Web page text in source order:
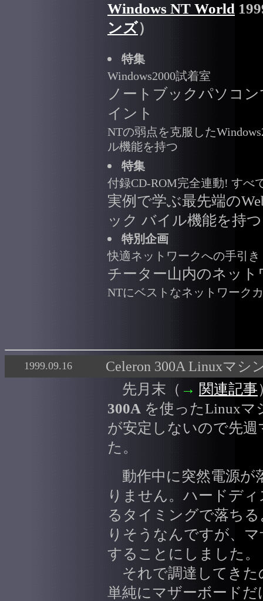
Windows NT World
ンズ）
特集
Windows2000試着室
ノートブックパソコン
イント
NTの弱点を克服した
ル機能を持つ
特集
付録CD-ROM完全連動! すべ
実例で学ぶ最先端の
ック バイル機能を持つ
特別企画
快適ネットワークへの手引き
チーター山内のネッ
NTにベストなネットワーク
1999.09.16 Celeron 300A Linuxマシ
先月末（ → 関連記事
300A を使ったLinuxマ
が安定しないので先
た。
動作中に突然電源が
りません。ハードデ
るタイミングで落ち
りそうなんですが、
することにしました。
それで調達してき
単純にマザーボード